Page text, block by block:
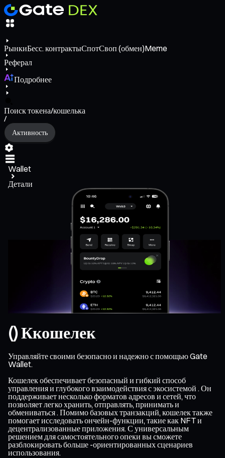
РынкиБесс. контрактыСпотСвоп (обмен)Meme
Реферал
Подробнее
Поиск токена/кошелька
/
Активность
Wallet
Детали
() Ккошелек
Управляйте своими безопасно и надежно с помощью Gate
Wallet.
Кошелек обеспечивает безопасный и гибкий способ
управления и глубокого взаимодействия с экосистемой . Он
поддерживает несколько форматов адресов и сетей, что
позволяет легко хранить, отправлять, принимать и
обмениваться . Помимо базовых транзакций, кошелек также
помогает исследовать ончейн-функции, такие как NFT и
децентрализованные приложения. С универсальным
решением для самостоятельного опеки вы сможете
разблокировать больше -ориентированных сценариев
использования.